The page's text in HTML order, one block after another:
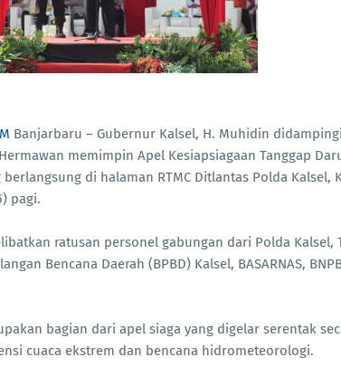
Banjarbaru – Gubernur Kalsel, H. Muhidin
memimpin Apel Kesiapsiagaan Tanggap
berlangsung di halaman RTMC Ditlantas Polda Kalsel,
pagi.
ratusan personel gabungan dari Polda Kalsel,
Bencana Daerah (BPBD) Kalsel, BASARNAS,
bagian dari apel siaga yang digelar serentak
cuaca ekstrem dan bencana hidrometeorologi.